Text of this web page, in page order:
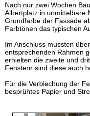
Nach nur zwei Wochen
Albertplatz in unmittelbare
Grundfarbe der Fassade
Farbtönen das typischen
Im Anschluss mussten
entsprechenden Rahmen
erhielten die zweite und
Fenstern sind diese auch
Für die Verblechung der
besprühtes Papier und